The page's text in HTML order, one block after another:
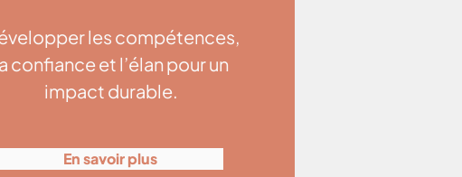
les compétences,
confiance et l’élan pour un
impact durable.
En savoir plus